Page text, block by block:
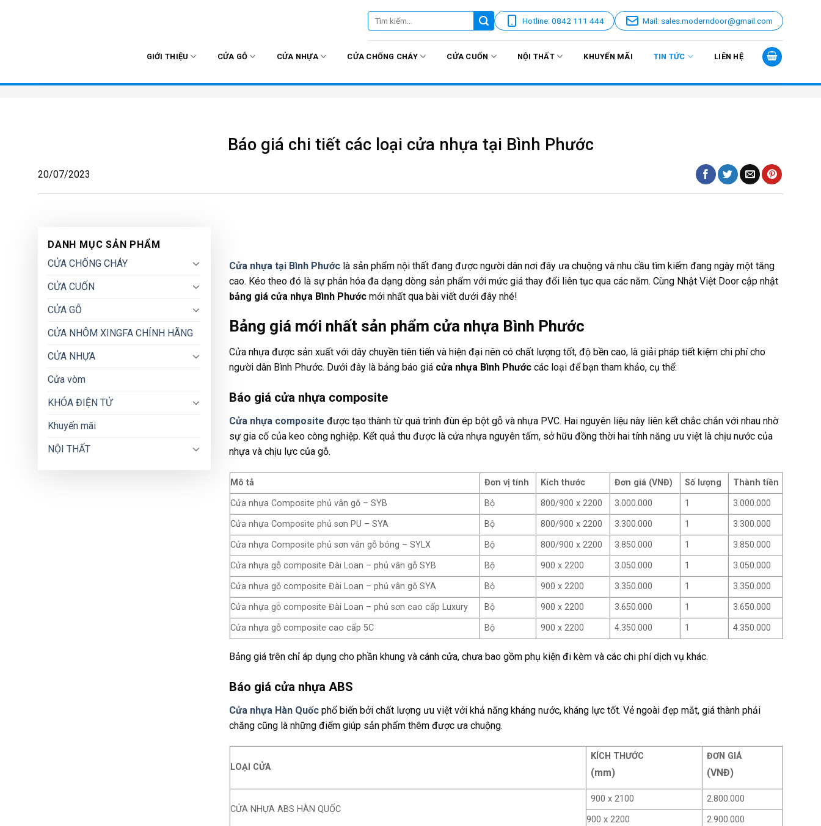
Tìm
kiếm:
Hotline: 0842 111 444 Mail: sales.moderndoor@gmail.com
GIỚI THIỆU CỬA GỖ CỬA NHỰA CỬA CHỐNG CHÁY CỬA CUỐN NỘI THẤT KHUYẾN MÃI TIN TỨC LIÊN HỆ
Báo giá chi tiết các loại cửa nhựa tại Bình Phước
20/07/2023
DANH MỤC SẢN PHẨM
CỬA CHỐNG CHÁY
CỬA CUỐN
CỬA GỖ
CỬA NHÔM XINGFA CHÍNH HÃNG
CỬA NHỰA
Cửa vòm
KHÓA ĐIỆN TỬ
Khuyến mãi
NỘI THẤT
Cửa nhựa tại Bình Phước là sản phẩm nội thất đang được người dân nơi đây ưa chuộng và nhu cầu tìm kiếm đang ngày một tăng
cao. Kéo theo đó là sự phân hóa đa dạng dòng sản phẩm với mức giá thay đổi liên tục qua các năm. Cùng Nhật Việt Door cập nhật
bảng giá cửa nhựa Bình Phướcmới nhất qua bài viết dưới đây nhé!
Bảng giá mới nhất sản phẩm cửa nhựa Bình Phước
Cửa nhựa được sản xuất với dây chuyền tiên tiến và hiện đại nên có chất lượng tốt, độ bền cao, là giải pháp tiết kiệm chi phí cho
người dân Bình Phước. Dưới đây là bảng báo giá cửa nhựa Bình Phướccác loại để bạn tham khảo, cụ thể:
Báo giá cửa nhựa composite
Cửa nhựa composite được tạo thành từ quá trình đùn ép bột gỗ và nhựa PVC. Hai nguyên liệu này liên kết chắc chắn với nhau nhờ
sự gia cố của keo công nghiệp. Kết quả thu được là cửa nhựa nguyên tấm, sở hữu đồng thời hai tính năng ưu việt là chịu nước của
nhựa và chịu lực của gỗ.
Mô tả Đơn vị tính Kích thước Đơn giá (VNĐ) Số lượng
Thành tiền
Cửa nhựa Composite phủ vân gỗ – SYB
Bộ 800/900 x 2200 3.000.000 1
3.000.000
Cửa nhựa Composite phủ sơn PU – SYA
Bộ 800/900 x 2200 3.300.000 1
3.300.000
Cửa nhựa Composite phủ sơn vân gỗ bóng – SYLX
Bộ 800/900 x 2200 3.850.000 1
3.850.000
Cửa nhựa gỗ composite Đài Loan – phủ vân gỗ SYB
Bộ 900 x 2200 3.050.000 1
3.050.000
Cửa nhựa gỗ composite Đài Loan – phủ vân gỗ SYA
Bộ 900 x 2200 3.350.000 1
3.350.000
Cửa nhựa gỗ composite Đài Loan – phủ sơn cao cấp Luxury
Bộ 900 x 2200 3.650.000 1
3.650.000
Cửa nhựa gỗ composite cao cấp 5C
Bộ 900 x 2200 4.350.000 1 4.350.000
Bảng giá trên chỉ áp dụng cho phần khung và cánh cửa, chưa bao gồm phụ kiện đi kèm và các chi phí dịch vụ khác.
Báo giá cửa nhựa ABS
Cửa nhựa Hàn Quốc phổ biến bởi chất lượng ưu việt với khả năng kháng nước, kháng lực tốt. Vẻ ngoài đẹp mắt, giá thành phải
chăng cũng là những điểm giúp sản phẩm thêm được ưa chuộng.
LOẠI CỬA
KÍCH THƯỚC
(mm)
ĐƠN GIÁ
(VNĐ)
CỬA NHỰA ABS HÀN QUỐC
900 x 2100
2.800.000
900 x 2200
2.900.000